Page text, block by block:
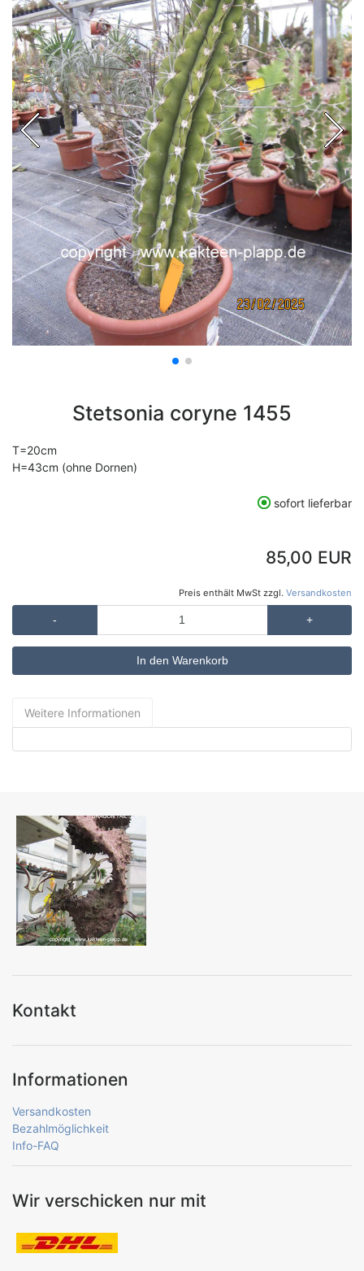
Stetsonia coryne 1455
T=20cm
H=43cm (ohne Dornen)
sofort lieferbar
85,00 EUR
Preis enthält MwSt zzgl. Versandkosten
- +
Weitere Informationen
Kontakt
Informationen
Versandkosten
Bezahlmöglichkeit
Info-FAQ
Wir verschicken nur mit